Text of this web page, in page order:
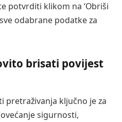
potvrditi klikom na ‘Obriši
odabrane podatke za
brisati povijest
pretraživanja ključno je za
sigurnosti,